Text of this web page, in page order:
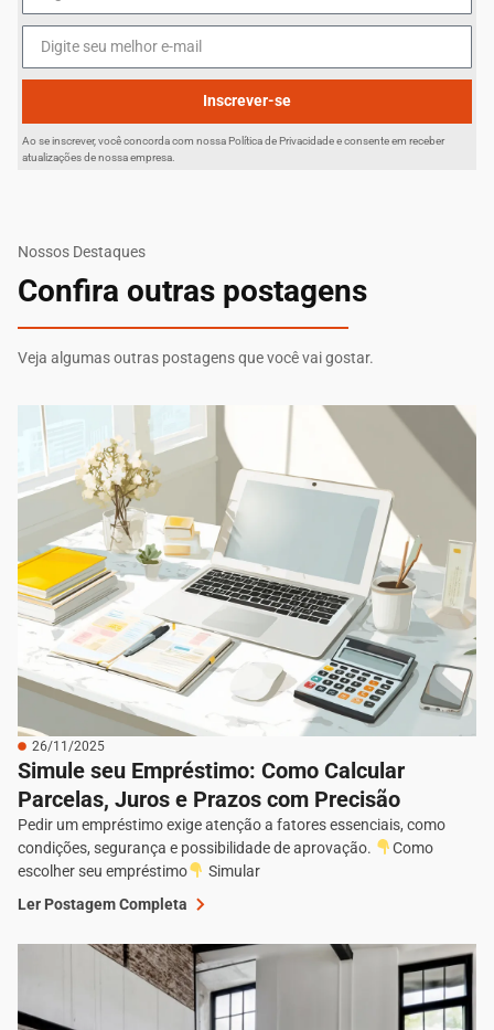
Inscrever-se
Ao se inscrever, você concorda com nossa Política de Privacidade e consente em receber
atualizações de nossa empresa.
Nossos Destaques
Confira outras postagens
Veja algumas outras postagens que você vai gostar.
26/11/2025
Simule seu Empréstimo: Como Calcular
Parcelas, Juros e Prazos com Precisão
Pedir um empréstimo exige atenção a fatores essenciais, como
condições, segurança e possibilidade de aprovação.
Como
escolher seu empréstimo
Simular
Ler Postagem Completa